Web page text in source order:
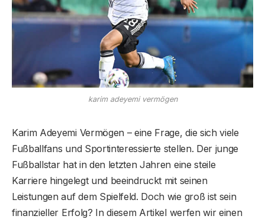
karim adeyemi vermögen
Karim Adeyemi Vermögen – eine Frage, die sich viele
Fußballfans und Sportinteressierte stellen. Der junge
Fußballstar hat in den letzten Jahren eine steile
Karriere hingelegt und beeindruckt mit seinen
Leistungen auf dem Spielfeld. Doch wie groß ist sein
finanzieller Erfolg? In diesem Artikel werfen wir einen